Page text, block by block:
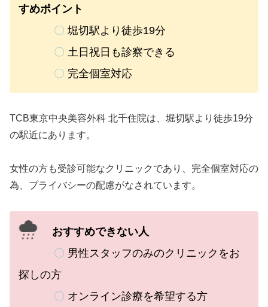
すめポイント
〇 堀切駅より徒歩19分
〇 土日祝日も診察できる
〇 完全個室対応
TCB東京中央美容外科 北千住院は、堀切駅より徒歩19分
の駅近にあります。
女性の方も受診可能なクリニックであり、完全個室対応の
為、プライバシーの配慮がなされています。
おすすめできない人
〇 男性スタッフのみのクリニックをお
探しの方
〇 オンライン診療を希望する方